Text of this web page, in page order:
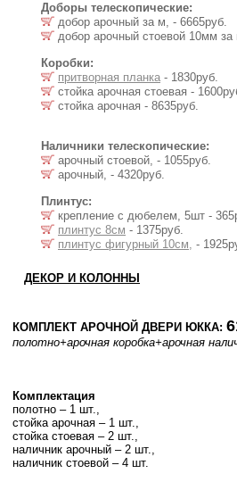
Доборы телескопические:
добор арочный за м, - 6665руб.
добор арочный стоевой 10мм за
Коробки:
притворная планка - 1830руб.
стойка арочная стоевая -
стойка арочная - 8635руб.
Наличники телескопические:
арочный стоевой, - 1055руб.
арочный, - 4320руб.
Плинтус:
крепление с дюбелем, 5шт -
плинтус 8см - 1375руб.
плинтус фигурный 10см, -
ДЕКОР И КОЛОННЫ
КОМПЛЕКТ АРОЧНОЙ ДВЕРИ ЮККА:
полотно+арочная коробка+арочная
Комплектация
полотно – 1 шт.,
стойка арочная – 1 шт.,
стойка стоевая – 2 шт.,
наличник арочный – 2 шт.,
наличник стоевой – 4 шт.